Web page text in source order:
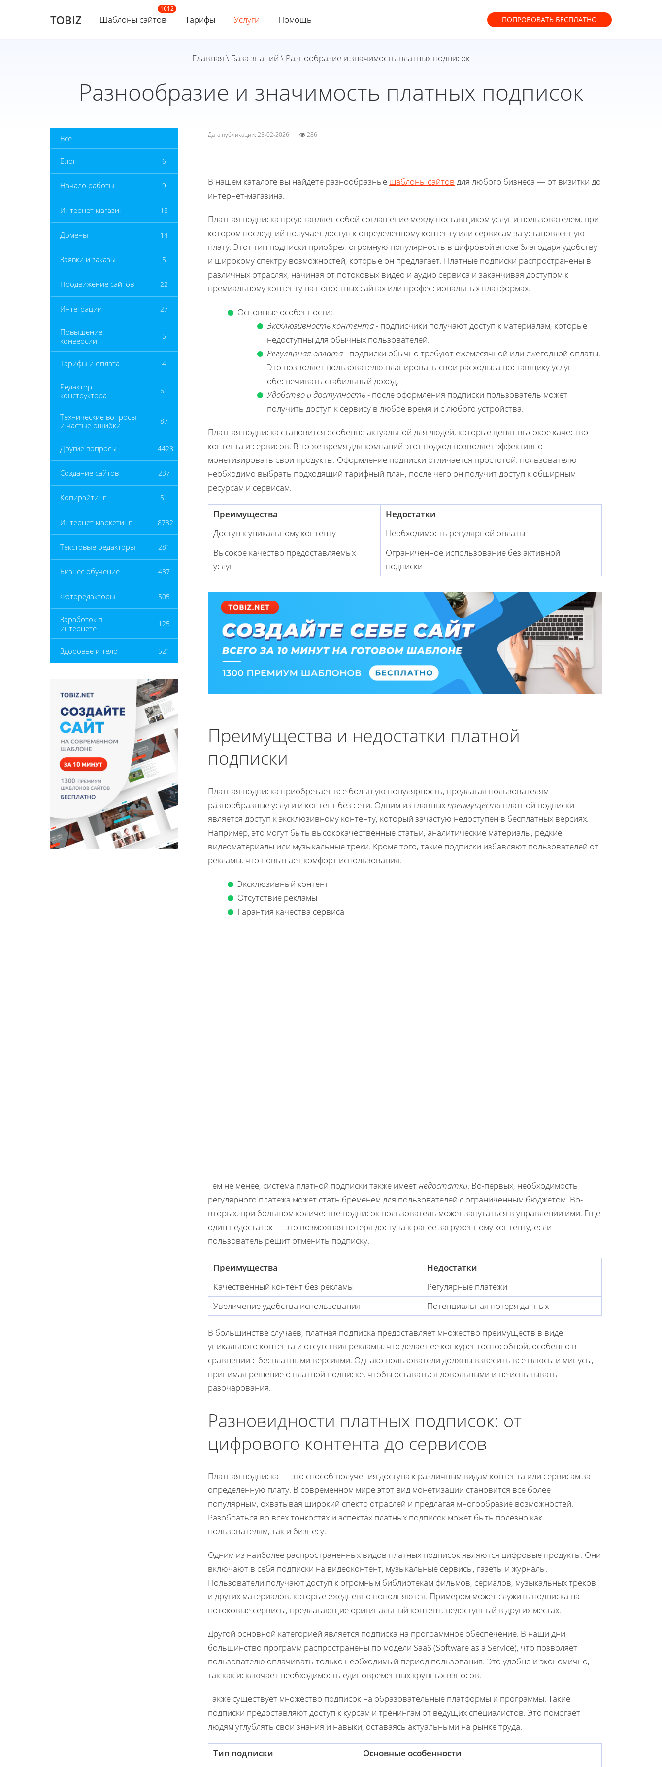
TOBIZ Шаблоны сайтов Тарифы Услуги Помощь ПОПРОБОВАТЬ БЕСПЛАТНО
Главная \ База знаний \ Разнообразие и значимость платных подписок
Разнообразие и значимость платных подписок
Все
Блог 6
Начало работы 9
Интернет магазин 18
Домены 14
Заявки и заказы 5
Продвижение сайтов 22
Интеграции 27
Повышение
конверсии
5
Тарифы и оплата 4
Редактор
конструктора
61
Технические вопросы
и частые ошибки
87
Другие вопросы 4428
Создание сайтов 237
Копирайтинг 51
Интернет маркетинг 8732
Текстовые редакторы 281
Бизнес обучение 437
Фоторедакторы 505
Заработок в
интернете
125
Здоровье и тело 521
Дата публикации: 25-02-2026 286
В нашем каталоге вы найдете разнообразные шаблоны сайтов для любого бизнеса — от визитки до
интернет-магазина.
Платная подписка представляет собой соглашение между поставщиком услуг и пользователем, при
котором последний получает доступ к определённому контенту или сервисам за установленную
плату. Этот тип подписки приобрел огромную популярность в цифровой эпохе благодаря удобству
и широкому спектру возможностей, которые он предлагает. Платные подписки распространены в
различных отраслях, начиная от потоковых видео и аудио сервиса и заканчивая доступом к
премиальному контенту на новостных сайтах или профессиональных платформах.
Основные особенности:
Эксклюзивность контента- подписчики получают доступ к материалам, которые
недоступны для обычных пользователей.
Регулярная оплата- подписки обычно требуют ежемесячной или ежегодной оплаты.
Это позволяет пользователю планировать свои расходы, а поставщику услуг
обеспечивать стабильный доход.
Удобство и доступность- после оформления подписки пользователь может
получить доступ к сервису в любое время и с любого устройства.
Платная подписка становится особенно актуальной для людей, которые ценят высокое качество
контента и сервисов. В то же время для компаний этот подход позволяет эффективно
монетизировать свои продукты. Оформление подписки отличается простотой: пользователю
необходимо выбрать подходящий тарифный план, после чего он получит доступ к обширным
ресурсам и сервисам.
Преимущества
Недостатки
Доступ к уникальному контенту
Необходимость регулярной оплаты
Высокое качество предоставляемых
услуг
Ограниченное использование без активной
подписки
Преимущества и недостатки платной
подписки
Платная подписка приобретает все большую популярность, предлагая пользователям
разнообразные услуги и контент без сети. Одним из главныхпреимуществ платной подписки
является доступ к эксклюзивному контенту, который зачастую недоступен в бесплатных версиях.
Например, это могут быть высококачественные статьи, аналитические материалы, редкие
видеоматериалы или музыкальные треки. Кроме того, такие подписки избавляют пользователей от
рекламы, что повышает комфорт использования.
Эксклюзивный контент
Отсутствие рекламы
Гарантия качества сервиса
Тем не менее, система платной подписки также имеетнедостатки. Во-первых, необходимость
регулярного платежа может стать бременем для пользователей с ограниченным бюджетом. Во-
вторых, при большом количестве подписок пользователь может запутаться в управлении ими. Еще
один недостаток — это возможная потеря доступа к ранее загруженному контенту, если
пользователь решит отменить подписку.
Преимущества
Недостатки
Качественный контент без рекламы
Регулярные платежи
Увеличение удобства использования
Потенциальная потеря данных
В большинстве случаев, платная подписка предоставляет множество преимуществ в виде
уникального контента и отсутствия рекламы, что делает её конкурентоспособной, особенно в
сравнении с бесплатными версиями. Однако пользователи должны взвесить все плюсы и минусы,
принимая решение о платной подписке, чтобы оставаться довольными и не испытывать
разочарования.
Разновидности платных подписок: от
цифрового контента до сервисов
Платная подписка — это способ получения доступа к различным видам контента или сервисам за
определенную плату. В современном мире этот вид монетизации становится все более
популярным, охватывая широкий спектр отраслей и предлагая многообразие возможностей.
Разобраться во всех тонкостях и аспектах платных подписок может быть полезно как
пользователям, так и бизнесу.
Одним из наиболее распространённых видов платных подписок являются цифровые продукты. Они
включают в себя подписки на видеоконтент, музыкальные сервисы, газеты и журналы.
Пользователи получают доступ к огромным библиотекам фильмов, сериалов, музыкальных треков
и других материалов, которые ежедневно пополняются. Примером может служить подписка на
потоковые сервисы, предлагающие оригинальный контент, недоступный в других местах.
Другой основной категорией является подписка на программное обеспечение. В наши дни
большинство программ распространены по модели SaaS (Software as a Service), что позволяет
пользователю оплачивать только необходимый период пользования. Это удобно и экономично,
так как исключает необходимость единовременных крупных взносов.
Также существует множество подписок на образовательные платформы и программы. Такие
подписки предоставляют доступ к курсам и тренингам от ведущих специалистов. Это помогает
людям углублять свои знания и навыки, оставаясь актуальными на рынке труда.
Тип подписки
Основные особенности